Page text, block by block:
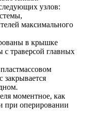
узлов:
максимального
в крышке
с траверсой главных
закрывается
моментное, как
при оперировании